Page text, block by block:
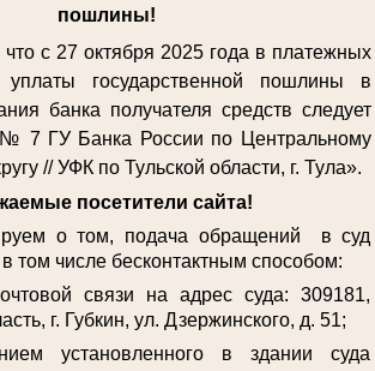
пошлины!
с 27 октября 2025 года в платежных
уплаты государственной пошлины в
банка получателя средств следует
7 ГУ Банка России по Центральному
// УФК по Тульской области, г. Тула».
посетители сайта!
о том, подача обращений в суд
том числе бесконтактным способом:
связи на адрес суда: 309181,
г. Губкин, ул. Дзержинского, д. 51;
установленного в здании суда